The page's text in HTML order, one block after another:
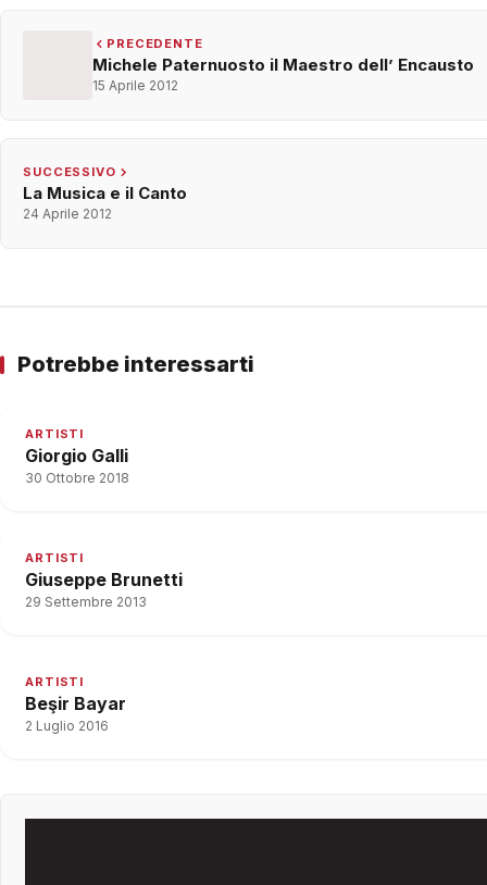
PRECEDENTE
Michele Paternuosto il Maestro dell’ Encausto
15 Aprile 2012
SUCCESSIVO
La Musica e il Canto
24 Aprile 2012
Potrebbe interessarti
ARTISTI
Giorgio Galli
30 Ottobre 2018
ARTISTI
Giuseppe Brunetti
29 Settembre 2013
ARTISTI
Beşir Bayar
2 Luglio 2016